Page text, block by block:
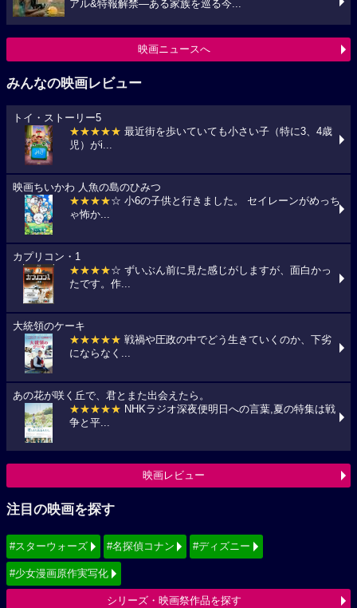
アル&特報解禁―ある家族を巡る今...
映画ニュースへ
みんなの映画レビュー
トイ・ストーリー5
★★★★★ 最近街を歩いていても小さい子（特に3、4歳
児）がi...
映画ちいかわ 人魚の島のひみつ
★★★★☆ 小6の子供と行きました。 セイレーンがめっち
ゃ怖か...
カプリコン・1
★★★★☆ ずいぶん前に見た感じがしますが、面白かっ
たです。作...
大統領のケーキ
★★★★★ 戦禍や圧政の中でどう生きていくのか、下劣
にならなく...
あの花が咲く丘で、君とまた出会えたら。
★★★★★ NHKラジオ深夜便明日への言葉,夏の特集は戦
争と平...
映画レビュー
注目の映画を探す
#スターウォーズ #名探偵コナン #ディズニー
#少女漫画原作実写化
シリーズ・映画祭作品を探す